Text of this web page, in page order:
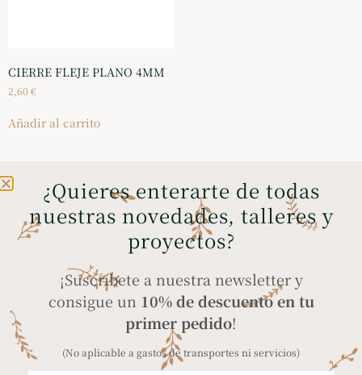
CIERRE FLEJE PLANO 4MM
2,60 €
Añadir al carrito
ENVÍOS GRATIS A
PENÍNSULA Y BALEARES
en compras superiores
COMPRA SEGURA
a través de tarjeta
PayPal
ENVÍO A TODO EL
PRODUCTOS
¿Quieres enterarte de todas
nuestras novedades, talleres y
proyectos?
¡Suscríbete a nuestra newsletter y
consigue un 10% de descuento en tu
primer pedido!
(No aplicable a gastos de transportes ni servicios)